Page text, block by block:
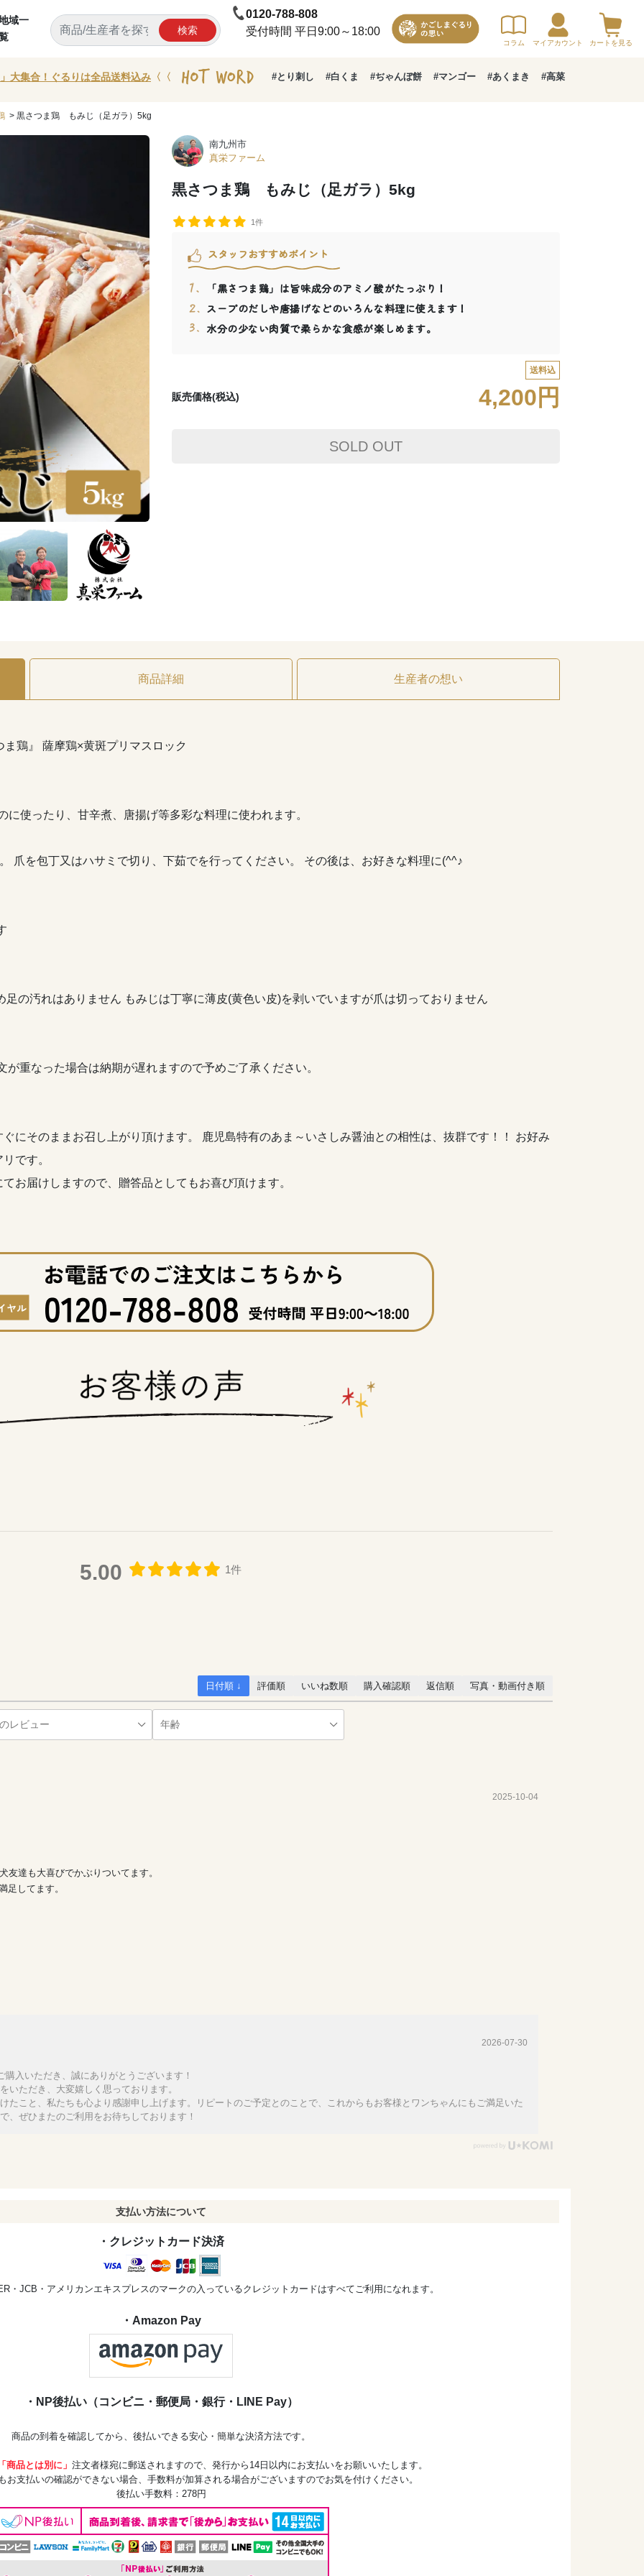
域一
検索
0120-788-808
受付時間 平日9:00～18:00
コラム マイアカウント カートを見る
大集合！ぐるりは全品送料込み 〈〈 #とり刺し #白くま #ぢゃんぼ餅 #マンゴー #あくまき #高菜
> 黒さつま鶏 もみじ（足ガラ）5kg
南九州市
真栄ファーム
黒さつま鶏 もみじ（足ガラ）5kg
1件
スタッフおすすめポイント
「黒さつま鶏」は旨味成分のアミノ酸がたっぷり！
スープのだしや唐揚げなどのいろんな料理に使えます！
水分の少ない肉質で柔らかな食感が楽しめます。
送料込
販売価格(税込) 4,200円
SOLD OUT
商品詳細 生産者の想い
鶏』 薩摩鶏×黄斑プリマスロック
使ったり、甘辛煮、唐揚げ等多彩な料理に使われます。
爪を包丁又はハサミで切り、下茹でを行ってください。 その後は、お好きな料理に(^^♪
の汚れはありません もみじは丁寧に薄皮(黄色い皮)を剥いでいますが爪は切っておりません
重なった場合は納期が遅れますので予めご了承ください。
にそのままお召し上がり頂けます。 鹿児島特有のあま～いさしみ醤油との相性は、抜群です！！ お好み
です。
お届けしますので、贈答品としてもお喜び頂けます。
5.00 1件
日付順 ↓ 評価順 いいね数順 購入確認順 返信順 写真・動画付き順
2025-10-04
友達も大喜びでかぶりついてます。
足してます。
2026-07-30
入いただき、誠にありがとうございます！
いただき、大変嬉しく思っております。
たこと、私たちも心より感謝申し上げます。リピートのご予定とのことで、これからもお客様とワンちゃんにもご満足いた
、ぜひまたのご利用をお待ちしております！
支払い方法について
・クレジットカード決済
・JCB・アメリカンエキスプレスのマークの入っているクレジットカードはすべてご利用になれます。
・Amazon Pay
・NP後払い（コンビニ・郵便局・銀行・LINE Pay）
商品の到着を確認してから、後払いできる安心・簡単な決済方法です。
商品とは別に」 注文者様宛に郵送されますので、発行から14日以内にお支払いをお願いいたします。
お支払いの確認ができない場合、手数料が加算される場合がございますのでお気を付けください。
後払い手数料：278円